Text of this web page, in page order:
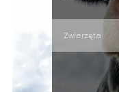
Zwierzęta